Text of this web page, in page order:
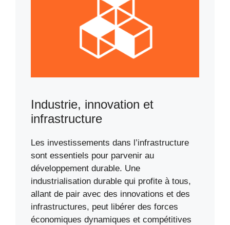
Industrie, innovation et
infrastructure
Les investissements dans l’infrastructure
sont essentiels pour parvenir au
développement durable. Une
industrialisation durable qui profite à tous,
allant de pair avec des innovations et des
infrastructures, peut libérer des forces
économiques dynamiques et compétitives